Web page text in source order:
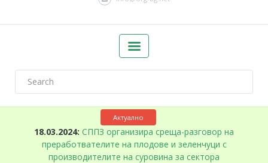
Актуално
18.03.2024: СППЗ организира среща-разговор на
преработвателите на плодове и зеленчуци с
производителите на суровина за сектора